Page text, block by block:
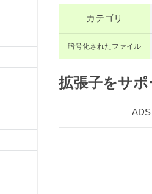
カテゴリ
暗号化されたファイル
拡張子をサ
ADS